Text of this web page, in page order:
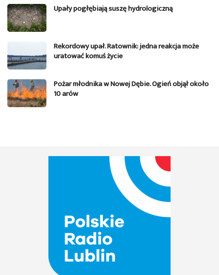
Upały pogłębiają suszę hydrologiczną
Rekordowy upał. Ratownik: jedna reakcja może
uratować komuś życie
Pożar młodnika w Nowej Dębie. Ogień objął około
10 arów